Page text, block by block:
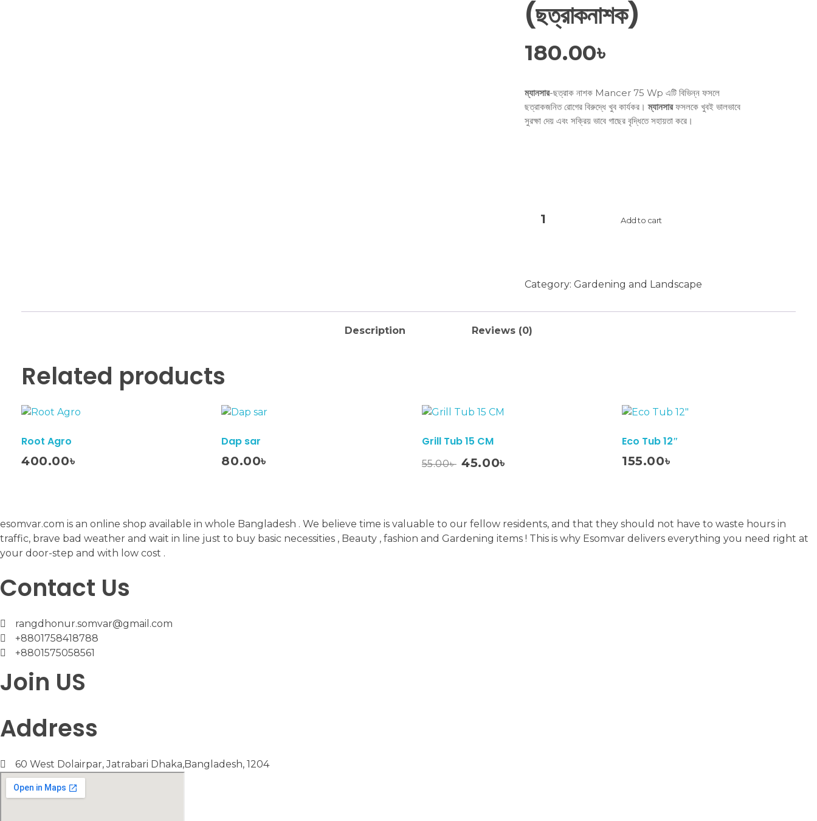
(ছত্রাকনাশক)
180.00৳
ম্যানসার-ছত্রাক নাশক Mancer 75 Wp এটি বিভিন্ন ফসলে
ছত্রাকজনিত রোগের বিরুদ্ধে খুব কার্যকর।ম্যানসারফসলকে খুবই ভালভাবে
সুরক্ষা দেয় এবং সক্রিয় ভাবে গাছের বৃদ্ধিতে সহায়তা করে।
Mancer
ম্যানসার
Add to cart
Category:Gardening and Landscape
Description Reviews (0)
Related products
Root Agro
400.00৳
Dap sar
80.00৳
Grill Tub 15 CM
55.00৳ Original
45.00৳
Eco Tub 12″
155.00৳
esomvar.com is an online shop available in whole Bangladesh . We believe time is valuable to our fellow residents, and that they should not have to waste hours in
traffic, brave bad weather and wait in line just to buy basic necessities , Beauty , fashion and Gardening items ! This is why Esomvar delivers everything you need right at
your door-step and with low cost .
Contact Us
rangdhonur.somvar@gmail.com
+8801758418788
+8801575058561
Join US
Address
60 West Dolairpar, Jatrabari Dhaka,Bangladesh, 1204